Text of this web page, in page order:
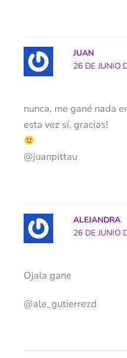
JUAN
26 DE JUNIO
nunca, me gané nada
esta vez sí, gracias!
@juanpittau
ALEJANDRA
26 DE JUNIO
Ojala gane
@ale_gutierrezd